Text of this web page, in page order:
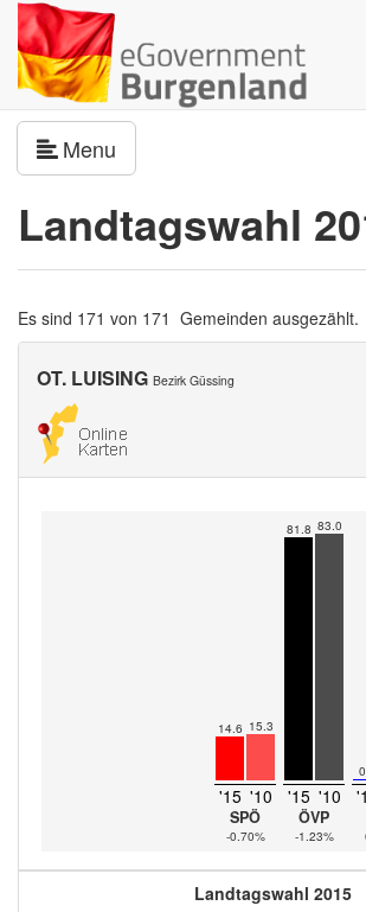
Menu
Landtagswahl
Es sind 171 von 171 Gemeinden ausgezählt.
OT. LUISING Bezirk Güssing
14.6 15.3
'15 '10
SPÖ
-0.70%
81.8 83.0
'15 '10
ÖVP
-1.23%
Landtagswahl 2015